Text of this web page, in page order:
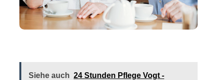
Siehe auch 24 Stunden Pflege Vogt -